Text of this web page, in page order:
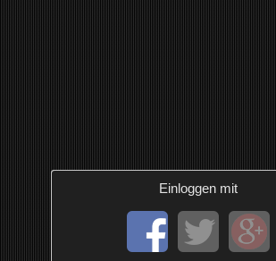
Einloggen mit